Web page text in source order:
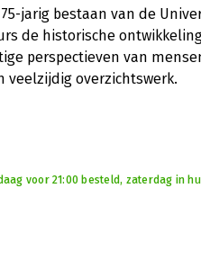
jarig bestaan van de
de historische
perspectieven van
veelzijdig overzichtswerk.
voor 21:00 besteld, zaterdag in